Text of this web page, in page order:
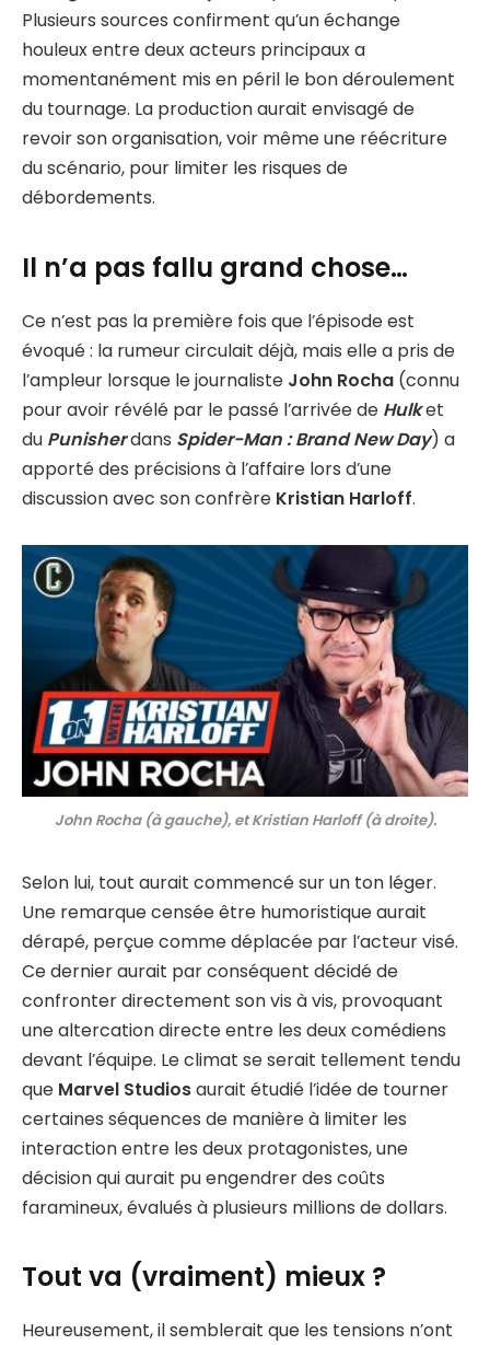
Plusieurs sources confirment qu’un échange
houleux entre deux acteurs principaux a
momentanément mis en péril le bon déroulement
du tournage. La production aurait envisagé de
revoir son organisation, voir même une réécriture
du scénario, pour limiter les risques de
débordements.
Il n’a pas fallu grand chose…
Ce n’est pas la première fois que l’épisode est
évoqué : la rumeur circulait déjà, mais elle a pris de
l’ampleur lorsque le journaliste John Rocha (connu
pour avoir révélé par le passé l’arrivée de Hulket
du Punisherdans Spider-Man : Brand New Day) a
apporté des précisions à l’affaire lors d’une
discussion avec son confrère Kristian Harloff.
John Rocha (à gauche), et Kristian Harloff (à droite).
Selon lui, tout aurait commencé sur un ton léger.
Une remarque censée être humoristique aurait
dérapé, perçue comme déplacée par l’acteur visé.
Ce dernier aurait par conséquent décidé de
confronter directement son vis à vis, provoquant
une altercation directe entre les deux comédiens
devant l’équipe. Le climat se serait tellement tendu
que Marvel Studiosaurait étudié l’idée de tourner
certaines séquences de manière à limiter les
interaction entre les deux protagonistes, une
décision qui aurait pu engendrer des coûts
faramineux, évalués à plusieurs millions de dollars.
Tout va (vraiment) mieux ?
Heureusement, il semblerait que les tensions n’ont